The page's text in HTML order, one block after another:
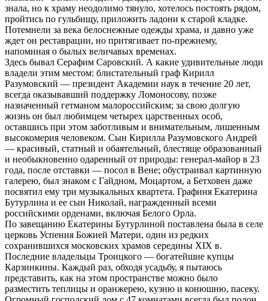
знала, но к храму неодолимо тянуло, хотелось постоять рядом,
пройтись по гульбищу, приложить ладони к старой кладке.
Потемнели за века белоснежные одежды храма, и давно уже
ждет он реставрации, но притягивает по-прежнему,
напоминая о былых величавых временах.
Здесь бывал Серафим Саровский. А какие удивительные люди
владели этим местом: блистательный граф Кирилл
Разумовский — президент Академии наук в течение 20 лет,
всегда оказывавший поддержку Ломоносову, позже
назначенный гетманом малороссийским; за свою долгую
жизнь он был любимцем четырех царственных особ,
оставшись при этом заботливым и внимательным, лишенным
высокомерия человеком. Сын Кирилла Разумовского Андрей
— красивый, статный и обаятельный, блестяще образованный
и необыкновенно одаренный от природы: генерал-майор в 23
года, после отставки — посол в Вене; обустраивал картинную
галерею, был знаком с Гайдном, Моцартом, а Бетховен даже
посвятил ему три музыкальных квартета. Графиня Екатерина
Бутурлина и ее сын Николай, награжденный всеми
российскими орденами, включая Белого Орла.
По завещанию Екатерины Бутурлиной поставлена была в селе
церковь Успения Божией Матери, один из редких
сохранившихся московских храмов середины XIX в.
Последние владельцы Троицкого — богатейшие купцы
Карзинкины. Каждый раз, обходя усадьбу, я пытаюсь
представить, как на этом пространстве можно было
разместить теплицы и оранжерею, кузню и конюшню, пасеку.